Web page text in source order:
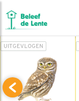
UITGEVLOGEN